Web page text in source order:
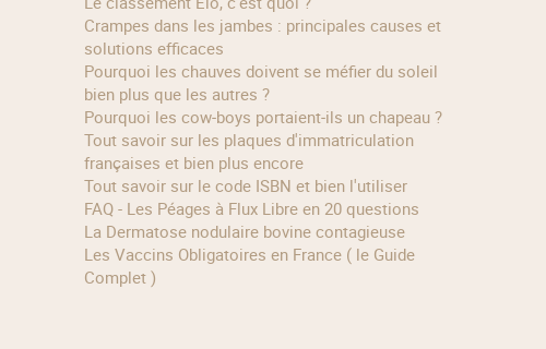
Crampes dans les jambes : principales causes et
solutions efficaces
Pourquoi les chauves doivent se méfier du soleil
bien plus que les autres ?
Pourquoi les cow‑boys portaient‑ils un chapeau ?
Tout savoir sur les plaques d'immatriculation
françaises et bien plus encore
Tout savoir sur le code ISBN et bien l'utiliser
FAQ - Les Péages à Flux Libre en 20 questions
La Dermatose nodulaire bovine contagieuse
Les Vaccins Obligatoires en France ( le Guide
Complet )